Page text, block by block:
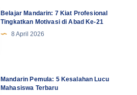
Belajar Mandarin: 7 Kiat Profesional
Tingkatkan Motivasi di Abad Ke-21
8 April 2026
Mandarin Pemula: 5 Kesalahan Lucu
Mahasiswa Terbaru